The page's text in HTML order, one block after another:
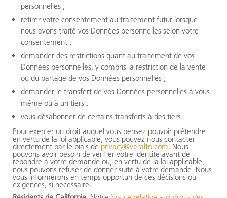
personnelles ;
retirer votre consentement au traitement futur lorsque
nous avons traité vos Données personnelles selon votre
consentement ;
demander des restrictions quant au traitement de vos
Données personnelles, y compris la restriction de la vente
ou du partage de vos Données personnelles ;
demander le transfert de vos Données personnelles à vous-
même ou à un tiers ;
vous désabonner de certains transferts à des tiers.
Pour exercer un droit auquel vous pensez pouvoir prétendre
en vertu de la loi applicable, vous pouvez nous contacter
directement par le biais de privacy@veralto.com. Nous
pouvons avoir besoin de vérifier votre identité avant de
répondre à votre demande ou, en vertu de la loi applicable,
nous pouvons refuser de donner suite à votre demande. Nous
vous informerons en temps opportun de ces décisions ou
exigences, si nécessaire.